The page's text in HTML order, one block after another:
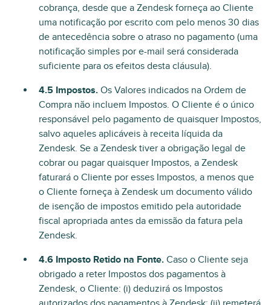
cobrança, desde que a Zendesk forneça ao Cliente
uma notificação por escrito com pelo menos 30 dias
de antecedência sobre o atraso no pagamento (uma
notificação simples por e-mail será considerada
suficiente para os efeitos desta cláusula).
4.5 Impostos. Os Valores indicados na Ordem de
Compra não incluem Impostos. O Cliente é o único
responsável pelo pagamento de quaisquer Impostos,
salvo aqueles aplicáveis à receita líquida da
Zendesk. Se a Zendesk tiver a obrigação legal de
cobrar ou pagar quaisquer Impostos, a Zendesk
faturará o Cliente por esses Impostos, a menos que
o Cliente forneça à Zendesk um documento válido
de isenção de impostos emitido pela autoridade
fiscal apropriada antes da emissão da fatura pela
Zendesk.
4.6 Imposto Retido na Fonte. Caso o Cliente seja
obrigado a reter Impostos dos pagamentos à
Zendesk, o Cliente: (i) deduzirá os Impostos